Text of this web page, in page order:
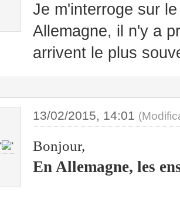
Je m'interroge sur
Allemagne, il n'y a
arrivent le plus
13/02/2015, 14:01
Bonjour,
En Allemagne, les